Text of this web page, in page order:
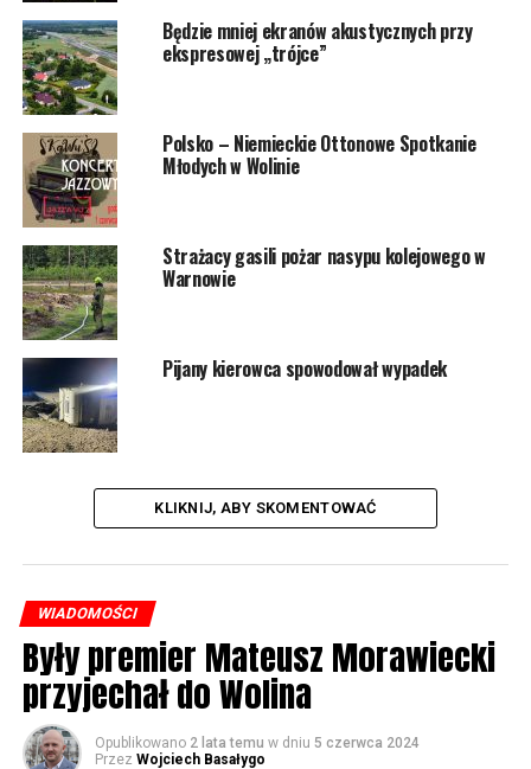
Będzie mniej ekranów akustycznych przy
ekspresowej „trójce”
Polsko – Niemieckie Ottonowe Spotkanie
Młodych w Wolinie
Strażacy gasili pożar nasypu kolejowego w
Warnowie
Pijany kierowca spowodował wypadek
KLIKNIJ, ABY SKOMENTOWAĆ
WIADOMOŚCI
Były premier Mateusz Morawiecki
przyjechał do Wolina
Opublikowano 2 lata temu w dniu 5 czerwca 2024
Przez Wojciech Basałygo